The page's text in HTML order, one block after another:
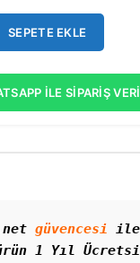
SEPETE EKLE
İLE SIPARIŞ
güvencesi ile
1 Yıl